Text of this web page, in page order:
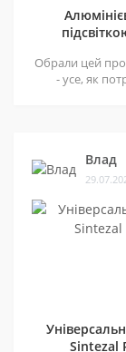
Обрали цей
- усе, як
Влад
Sintezal